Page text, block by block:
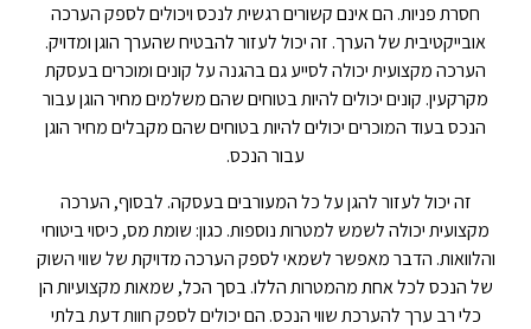
חסרת פניות. הם אינם קשורים רגשית לנכס ויכולים לספק הערכה
אובייקטיבית של הערך. זה יכול לעזור להבטיח שהערך הוגן ומדויק.
הערכה מקצועית יכולה לסייע גם בהגנה על קונים ומוכרים בעסקת
מקרקעין. קונים יכולים להיות בטוחים שהם משלמים מחיר הוגן עבור
הנכס בעוד המוכרים יכולים להיות בטוחים שהם מקבלים מחיר הוגן
עבור הנכס.
זה יכול לעזור להגן על כל המעורבים בעסקה. לבסוף, הערכה
מקצועית יכולה לשמש למטרות נוספות. כגון: שומת מס, כיסוי ביטוחי
והלוואות. הדבר מאפשר לשמאי לספק הערכה מדויקת של שווי השוק
של הנכס לכל אחת מהמטרות הללו. בסך הכל, שמאות מקצועיות הן
כלי רב ערך להערכת שווי הנכס. הם יכולים לספק חוות דעת בלתי